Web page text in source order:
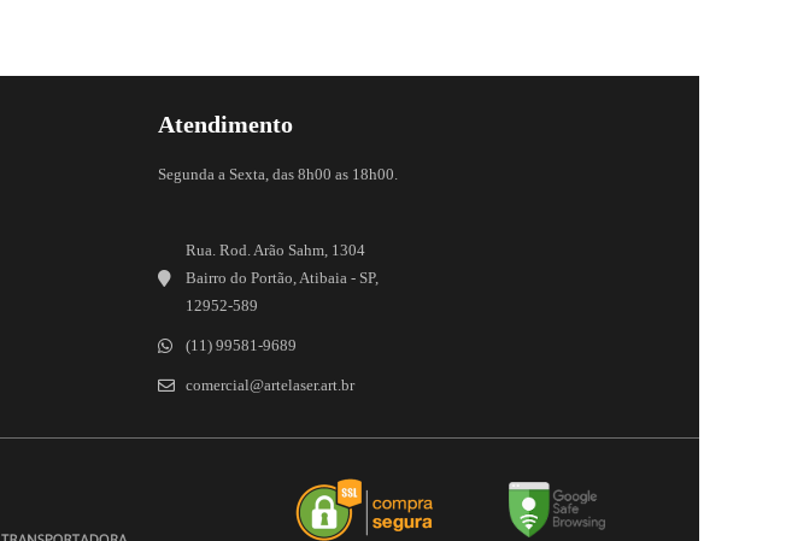
Atendimento
Segunda a Sexta, das 8h00 as 18h00.
Rua. Rod. Arão Sahm, 1304
Bairro do Portão, Atibaia - SP,
12952-589
(11) 99581-9689
comercial@artelaser.art.br